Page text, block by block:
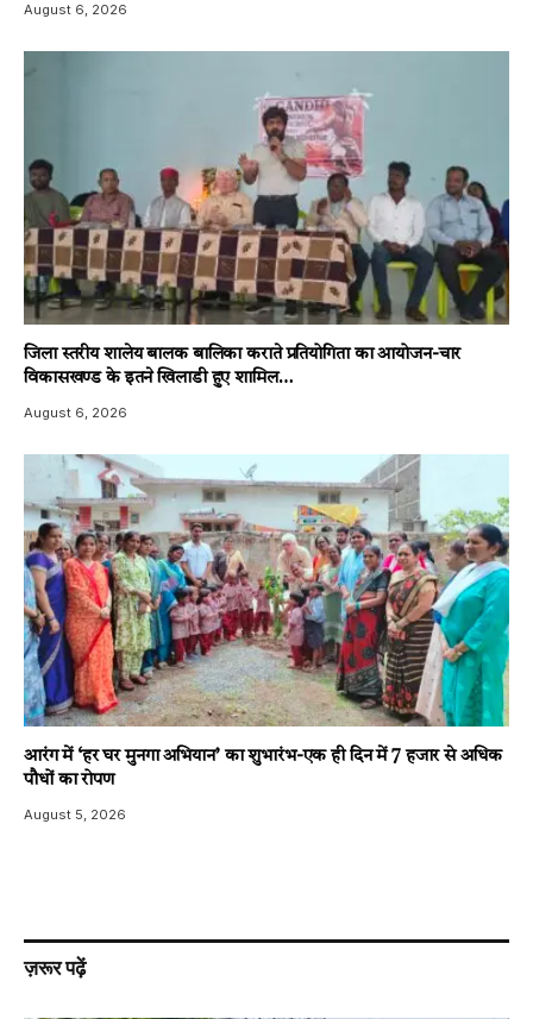
August 6, 2026
जिला स्तरीय शालेय बालक बालिका कराते प्रतियोगिता का आयोजन-चार
विकासखण्ड के इतने खिलाडी हुए शामिल…
August 6, 2026
आरंग में ‘हर घर मुनगा अभियान’ का शुभारंभ-एक ही दिन में 7 हजार से अधिक
पौधों का रोपण
August 5, 2026
ज़रूर पढ़ें